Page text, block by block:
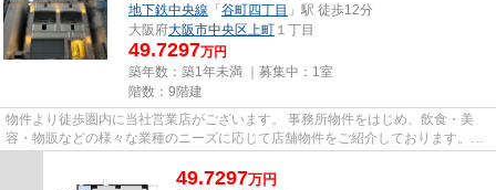
地下鉄中央線 「谷町四丁目 」駅 徒歩12分
大阪府大阪市中央区 上町 １丁目
49.7297万円
築年数：築1年未満 ｜募集中： 1室
階数：9階建
物件より徒歩圏内に当社営業店がございます。 事務所物件をはじめ、飲食・美
容・物販などの様々な業種のニーズに応じて店舗物件をご紹介しております。
尚、弊社ではおとり広告は一切...
49.7297万円